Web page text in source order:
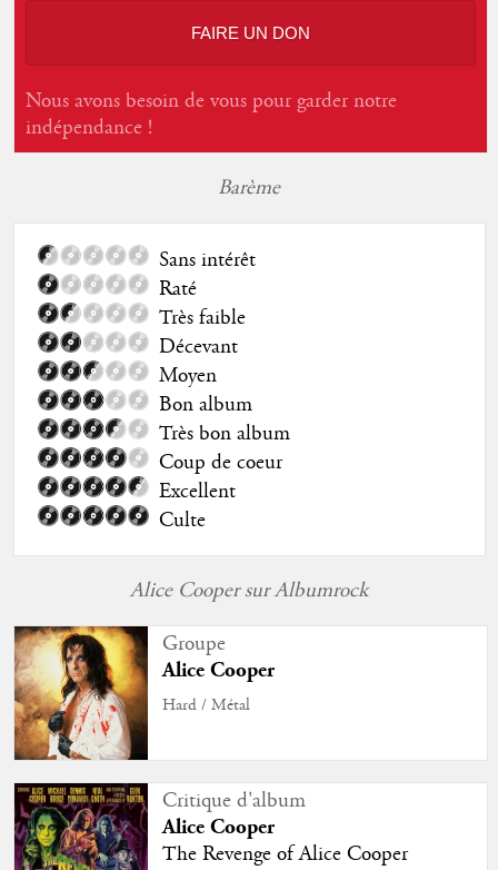
FAIRE UN DON
Nous avons besoin de vous pour garder notre
indépendance !
Barème
Sans intérêt
Raté
Très faible
Décevant
Moyen
Bon album
Très bon album
Coup de coeur
Excellent
Culte
Alice Cooper sur Albumrock
Groupe
Alice Cooper
Hard / Métal
Critique d'album
Alice Cooper
The Revenge of Alice Cooper